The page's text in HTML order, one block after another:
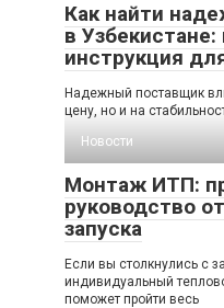
Как найти
в
инструкция
Надежный поставщик
цену, но и на
Новости
Монтаж ИТП:
руководство
запуска
Если вы столкнулись с
индивидуальный
поможет пройти весь